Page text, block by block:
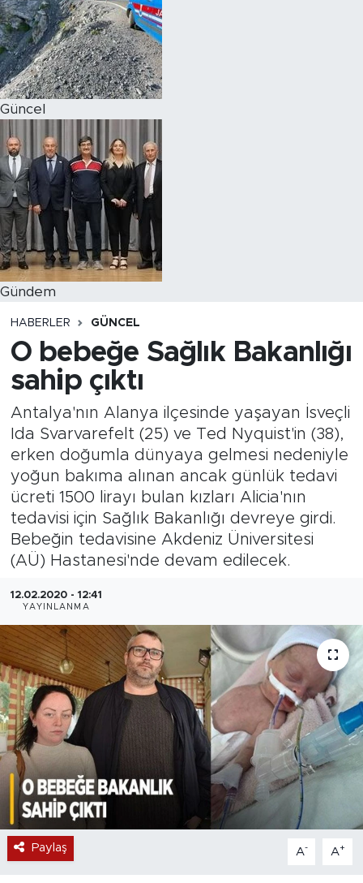
Güncel
Gündem
HABERLER GÜNCEL
O bebeğe Sağlık Bakanlığı
sahip çıktı
Antalya'nın Alanya ilçesinde yaşayan İsveçli
Ida Svarvarefelt (25) ve Ted Nyquist'in (38),
erken doğumla dünyaya gelmesi nedeniyle
yoğun bakıma alınan ancak günlük tedavi
ücreti 1500 lirayı bulan kızları Alicia'nın
tedavisi için Sağlık Bakanlığı devreye girdi.
Bebeğin tedavisine Akdeniz Üniversitesi
(AÜ) Hastanesi'nde devam edilecek.
12.02.2020 - 12:41
YAYINLANMA
Paylaş A- A+
Magazin
Özel Haber
Politika
Resmi İlanlar
Sağlık
Spor
Turizm